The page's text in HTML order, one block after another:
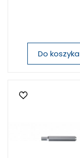
Do koszyka